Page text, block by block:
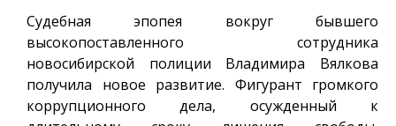
Судебная эпопея вокруг бывшего
высокопоставленного сотрудника
новосибирской полиции Владимира Вялкова
получила новое развитие. Фигурант громкого
коррупционного дела, осужденный к